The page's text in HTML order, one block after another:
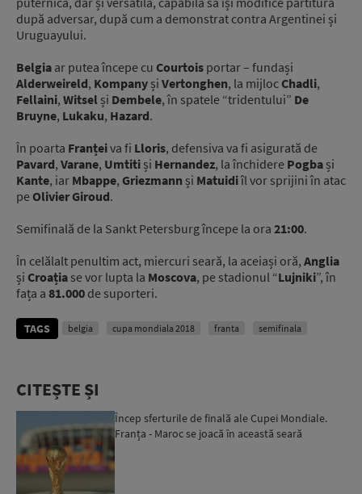
după adversar, după cum a demonstrat contra Argentinei și
Uruguayului.
Belgia ar putea începe cu Courtois portar – fundași
Alderweireld, Kompany și Vertonghen, la mijloc Chadli,
Fellaini, Witsel și Dembele, în spatele “tridentului” De
Bruyne, Lukaku, Hazard.
În poarta Franțeiva fi Lloris, defensiva va fi asigurată de
Pavard, Varane, Umtiti și Hernandez, la închidere Pogba și
Kante, iar Mbappe, Griezmann și Matuidiîl vor sprijini în atac
pe Olivier Giroud.
Semifinală de la Sankt Petersburg începe la ora 21:00.
În celălalt penultim act, miercuri seară, la aceiași oră, Anglia
și Croația se vor lupta la Moscova, pe stadionul “Lujniki”, în
fața a 81.000 de suporteri.
TAGS belgia cupa mondiala 2018 franta semifinala
CITEȘTE ȘI
Încep sferturile de finală ale Cupei Mondiale.
Franța - Maroc se joacă în această seară